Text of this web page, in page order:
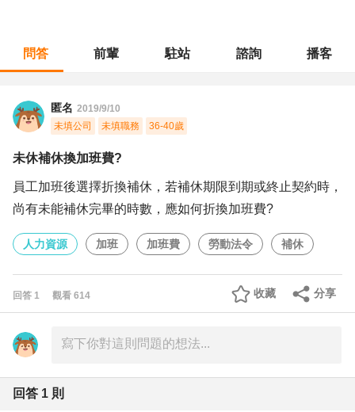
問答 前輩 駐站 諮詢 播客
匿名 2019/9/10
未填公司
未填職務 36-40歲
未休補休換加班費?
員工加班後選擇折換補休，若補休期限到期或終止契約時，
尚有未能補休完畢的時數，應如何折換加班費?
人力資源 加班 加班費 勞動法令 補休
回答 1 觀看 614 分享
收藏
回答 1 則